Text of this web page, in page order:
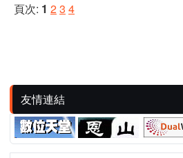
頁次: 1 23 4
友情連結